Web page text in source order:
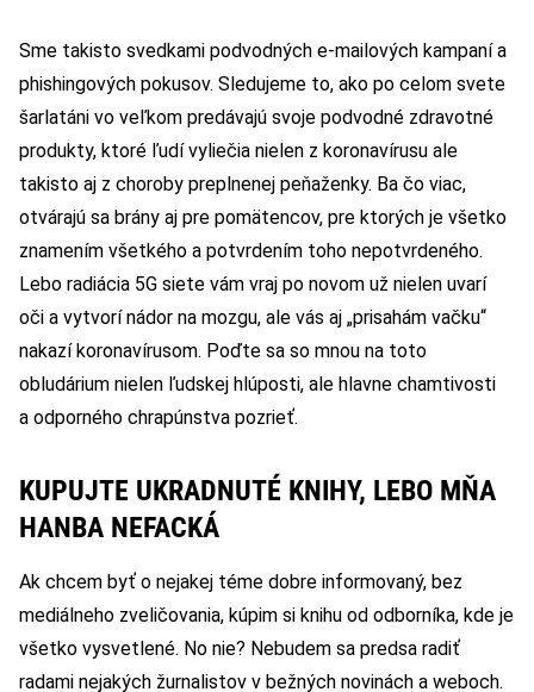
Sme takisto svedkami podvodných e-mailových kampaní a
phishingových pokusov. Sledujeme to, ako po celom svete
šarlatáni vo veľkom predávajú svoje podvodné zdravotné
produkty, ktoré ľudí vyliečia nielen z koronavírusu ale
takisto aj z choroby preplnenej peňaženky. Ba čo viac,
otvárajú sa brány aj pre pomätencov, pre ktorých je všetko
znamením všetkého a potvrdením toho nepotvrdeného.
Lebo radiácia 5G siete vám vraj po novom už nielen uvarí
oči a vytvorí nádor na mozgu, ale vás aj „prisahám vačku“
nakazí koronavírusom. Poďte sa so mnou na toto
obludárium nielen ľudskej hlúposti, ale hlavne chamtivosti
a odporného chrapúnstva pozrieť.
KUPUJTE UKRADNUTÉ KNIHY, LEBO MŇA
HANBA NEFACKÁ
Ak chcem byť o nejakej téme dobre informovaný, bez
mediálneho zveličovania, kúpim si knihu od odborníka, kde je
všetko vysvetlené. No nie? Nebudem sa predsa radiť
radami nejakých žurnalistov v bežných novinách a weboch.